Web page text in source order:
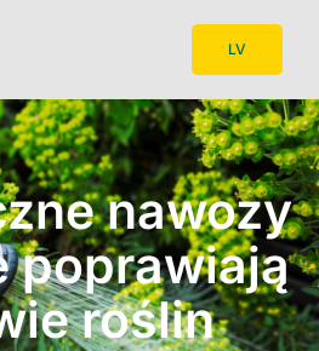
LV
nawozy
poprawiają
roślin